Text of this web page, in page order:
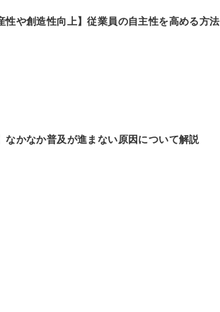
性や創造性向上】従業員の自主性を高める方法
なかなか普及が進まない原因について解説